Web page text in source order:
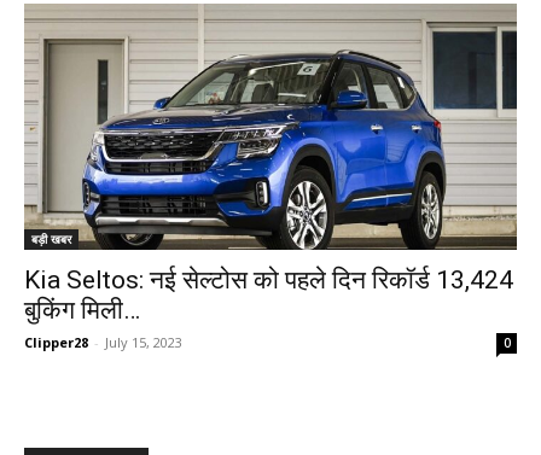
बड़ी खबर
Kia Seltos: नई सेल्टोस को पहले दिन रिकॉर्ड 13,424
बुकिंग मिली…
Clipper28 - July 15, 2023 0